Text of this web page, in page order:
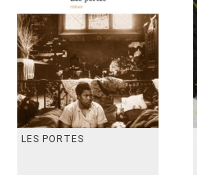
LES PORTES